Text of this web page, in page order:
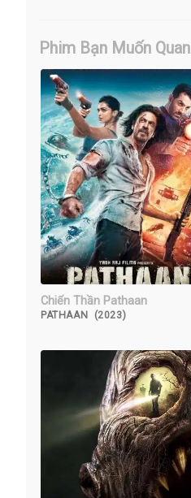
Phim Bạn Muốn
Chiến Thần Pathaan
PATHAAN (2023)